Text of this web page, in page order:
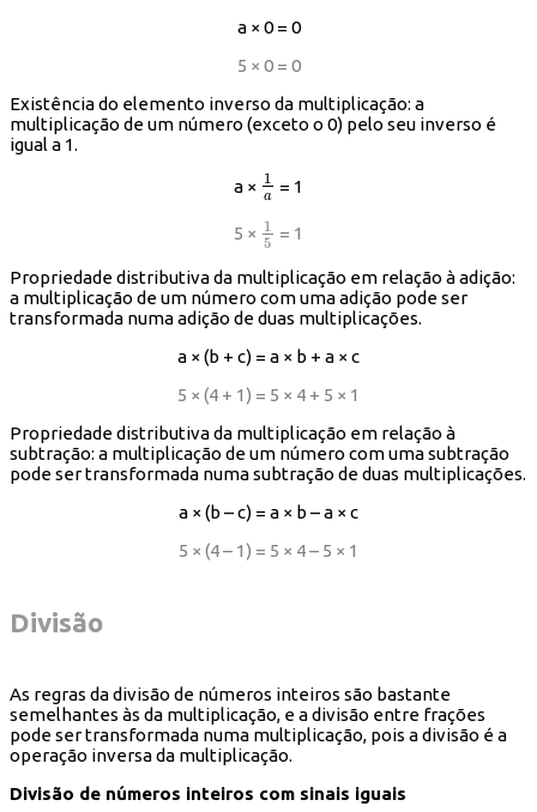
a × 0 = 0
5 × 0 = 0
Existência do elemento inverso da multiplicação: a
multiplicação de um número (exceto o 0) pelo seu inverso é
igual a 1.
a × 1
a
1a = 1
5 × 1
5
15 = 1
Propriedade distributiva da multiplicação em relação à adição:
a multiplicação de um número com uma adição pode ser
transformada numa adição de duas multiplicações.
a × (b + c) = a × b + a × c
5 × (4 + 1) = 5 × 4 + 5 × 1
Propriedade distributiva da multiplicação em relação à
subtração: a multiplicação de um número com uma subtração
pode ser transformada numa subtração de duas multiplicações.
a × (b – c) = a × b – a × c
5 × (4 – 1) = 5 × 4 – 5 × 1
Divisão
As regras da divisão de números inteiros são bastante
semelhantes às da multiplicação, e a divisão entre frações
pode ser transformada numa multiplicação, pois a divisão é a
operação inversa da multiplicação.
Divisão de números inteiros com sinais iguais